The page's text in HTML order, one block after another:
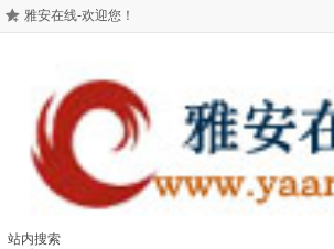
雅安在线-欢迎您！
站内搜索